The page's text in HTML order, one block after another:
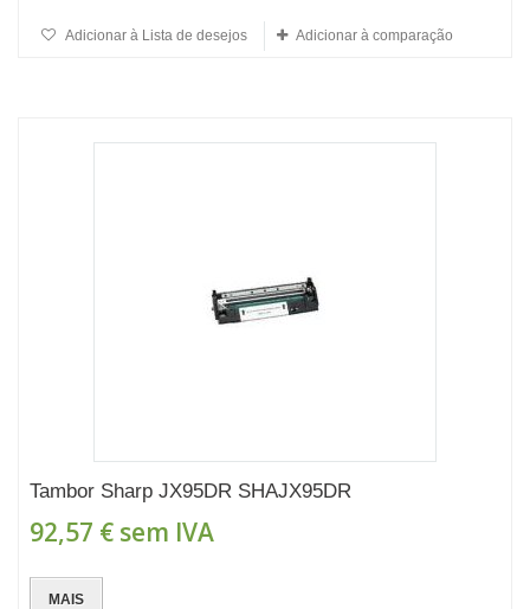
Adicionar à Lista de desejos Adicionar à comparação
Tambor Sharp JX95DR SHAJX95DR
92,57 € sem IVA
MAIS